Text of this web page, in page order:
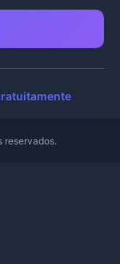
reservados.